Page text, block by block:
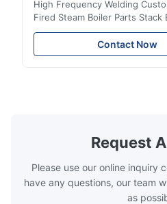
High Frequency Welding
Fired Steam Boiler Parts Stack
Coil Boiler economizer Boiler
the energy improving device
reduce the cost of operation
boilers is generally in the
range of 200°C – 250°C, so
Contact Now
Request
Please use our online inquiry
have any questions, our team
as